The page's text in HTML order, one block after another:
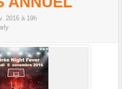
2016 à 19h